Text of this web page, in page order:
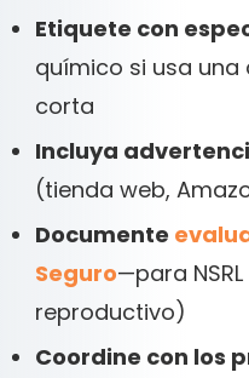
Etiquete con
químico si usa
corta
Incluya
(tienda web,
Documente
Seguro—para
reproductivo)
Coordine con los